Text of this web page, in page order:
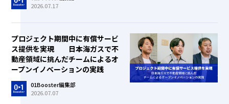
2026.07.17
プロジェクト期間中に有償サービ
ス提供を実現 日本海ガスで不
動産領域に挑んだチームによるオ
ープンイノベーションの実践
01Booster編集部
2026.07.07